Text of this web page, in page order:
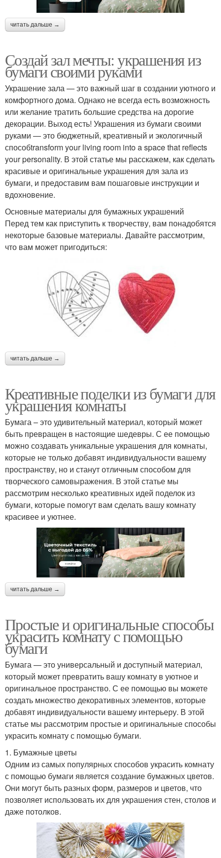
читать дальше →
Создай зал мечты: украшения из
бумаги своими руками
Украшение зала — это важный шаг в создании уютного и
комфортного дома. Однако не всегда есть возможность
или желание тратить большие средства на дорогие
декорации. Выход есть! Украшения из бумаги своими
руками — это бюджетный, креативный и экологичный
способtransform your living room into a space that reflects
your personality. В этой статье мы расскажем, как сделать
красивые и оригинальные украшения для зала из
бумаги, и предоставим вам пошаговые инструкции и
вдохновение.
Основные материалы для бумажных украшений
Перед тем как приступить к творчеству, вам понадобятся
некоторые базовые материалы. Давайте рассмотрим,
что вам может пригодиться:
читать дальше →
Креативные поделки из бумаги для
украшения комнаты
Бумага – это удивительный материал, который может
быть превращен в настоящие шедевры. С ее помощью
можно создавать уникальные украшения для комнаты,
которые не только добавят индивидуальности вашему
пространству, но и станут отличным способом для
творческого самовыражения. В этой статье мы
рассмотрим несколько креативных идей поделок из
бумаги, которые помогут вам сделать вашу комнату
красивее и уютнее.
читать дальше →
Простые и оригинальные способы
украсить комнату с помощью
бумаги
Бумага — это универсальный и доступный материал,
который может превратить вашу комнату в уютное и
оригинальное пространство. С ее помощью вы можете
создать множество декоративных элементов, которые
добавят индивидуальности вашему интерьеру. В этой
статье мы рассмотрим простые и оригинальные способы
украсить комнату с помощью бумаги.
1. Бумажные цветы
Одним из самых популярных способов украсить комнату
с помощью бумаги является создание бумажных цветов.
Они могут быть разных форм, размеров и цветов, что
позволяет использовать их для украшения стен, столов и
даже потолков.